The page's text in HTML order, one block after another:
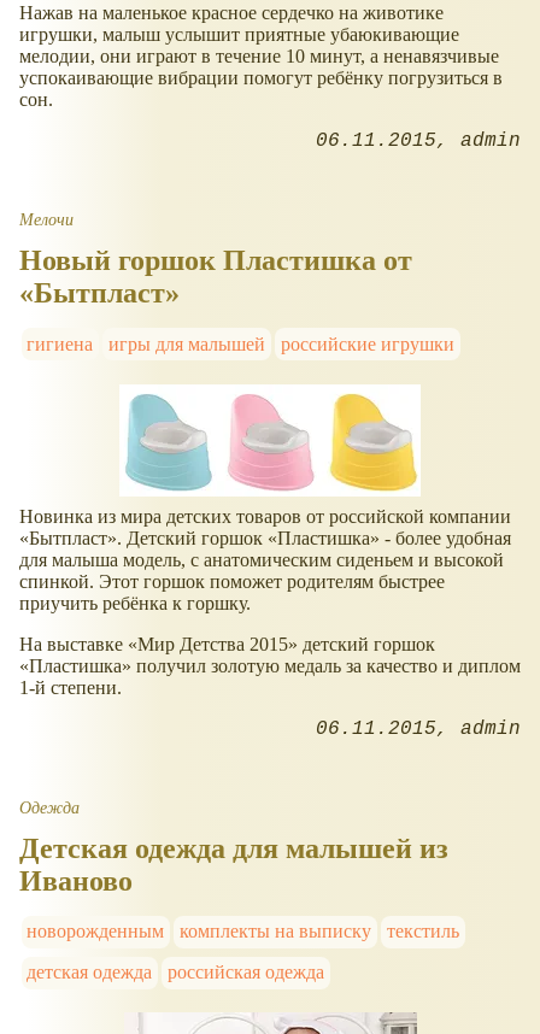
Нажав на маленькое красное сердечко на животике
игрушки, малыш услышит приятные убаюкивающие
мелодии, они играют в течение 10 минут, а ненавязчивые
успокаивающие вибрации помогут ребёнку погрузиться в
сон.
06.11.2015 admin
Мелочи
Новый горшок Пластишка от
«Бытпласт»
гигиена игры для малышей российские игрушки
Новинка из мира детских товаров от российской компании
«Бытпласт». Детский горшок «Пластишка» - более удобная
для малыша модель, с анатомическим сиденьем и высокой
спинкой. Этот горшок поможет родителям быстрее
приучить ребёнка к горшку.
На выставке «Мир Детства 2015» детский горшок
«Пластишка» получил золотую медаль за качество и диплом
1-й степени.
06.11.2015 admin
Одежда
Детская одежда для малышей из
Иваново
новорожденным комплекты на выписку
текстиль
детская одежда
российская одежда